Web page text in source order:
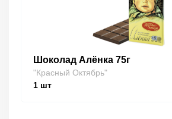
Шоколад Алёнка 75г
"Красный Октябрь"
1 шт